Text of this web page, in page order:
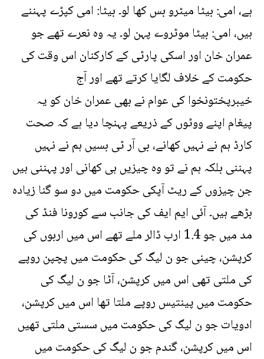
ہے، امی: بیٹا میٹرو بس کھا لو۔ بیٹا: امی کپڑے پہننے
ہیں، امی: بیٹا موٹروے پہن لو۔ یہ وہ نعرے تھے جو
عمران خان اور اسکی پارٹی کے کارکنان اس وقت کی
حکومت کے خلاف لگایا کرتے تھے اور آج
خیبرپختونخوا کی عوام نے بھی عمران خان کو یہ
پیغام اپنے ووٹوں کے ذریعے پہنچا دیا ہے کہ صحت
کارڈ ہم نے نہیں کھانے، بی آر ٹی بسیں ہم نے نہیں
پہننی بلکہ ہم نے تو وہ چیزیں ہی کھانی اور پہننی ہیں
جن چیزوں کے ریٹ آپکی حکومت میں دو سو گنا زیادہ
بڑھے ہیں۔ آئی ایم ایف کی جانب سے کورونا فنڈ کی
مد میں جو 1.4 ارب ڈالر ملے تھے اس میں اربوں کی
کرپشن، چینی جو ن لیگ کی حکومت میں پچپن روپے
کی ملتی تھی اس میں کرپشن، آٹا جو ن لیگ کی
حکومت میں پینتیس روپے ملتا تھا اس میں کرپشن،
ادویات جو ن لیگ کی حکومت میں سستی ملتی تھیں
اس میں کرپشن، گندم جو ن لیگ کی حکومت میں